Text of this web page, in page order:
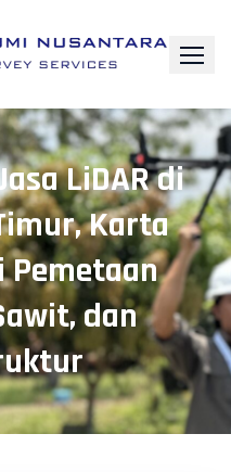
LiDAR di
Karta
Pemetaan
dan